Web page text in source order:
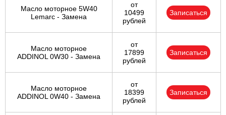
Масло моторное 5W40
Lemarc - Замена
от
10499
рублей
Записаться
Масло моторное
ADDINOL 0W30 - Замена
от
17899
рублей
Записаться
Масло моторное
ADDINOL 0W40 - Замена
от
18399
рублей
Записаться